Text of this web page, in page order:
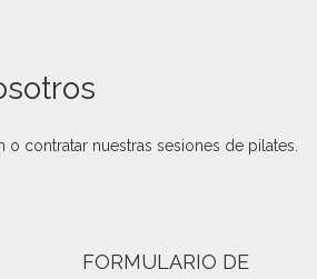
contratar nuestras sesiones de pilates.
FORMULARIO DE